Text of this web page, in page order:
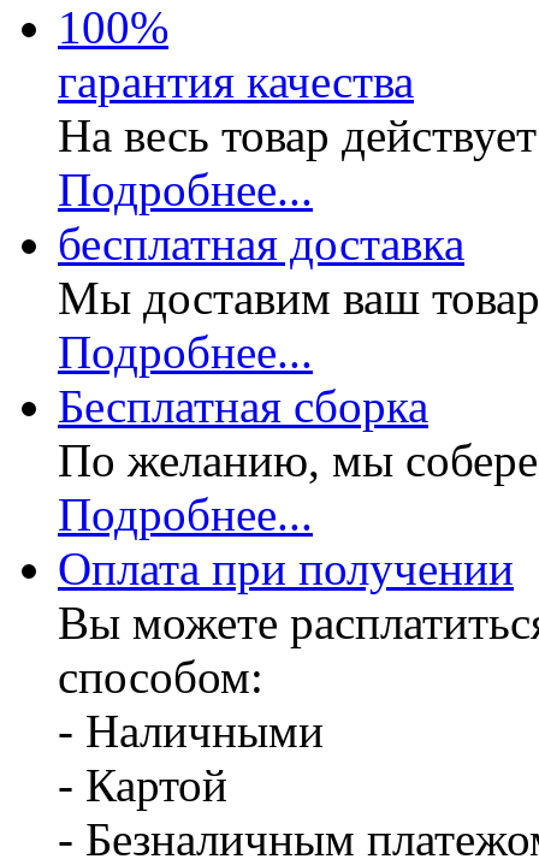
100%
гарантия качества
На весь товар
Подробнее...
бесплатная доставка
Мы доставим ваш
Подробнее...
Бесплатная сборка
По желанию, мы
Подробнее...
Оплата при получении
Вы можете
способом:
- Наличными
- Картой
- Безналичным